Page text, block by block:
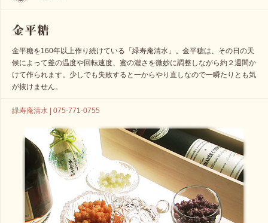
金平糖を160年以上作り続けている「緑寿庵清水」。金平糖は、その日の天
候によって釜の温度や回転速度、蜜の濃さを微妙に調整しながら約２週間か
けて作られます。少しでも失敗すると一からやり直しなので一瞬たりとも気
が抜けません。
緑寿庵清水 | 075-771-0755